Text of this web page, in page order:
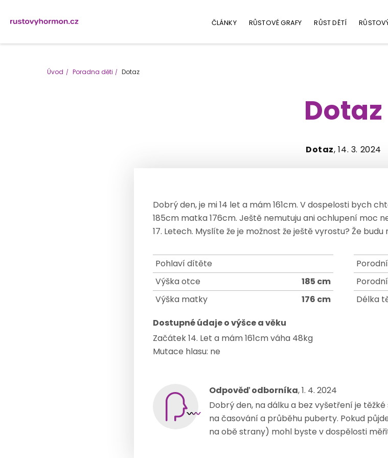
ČLÁNKY RŮSTOVÉ GRAFY RŮST DĚTÍ
Úvod Poradna děti Dotaz
Dotaz
Dotaz, 14. 3. 2024
Dobrý den, je mi 14 let a mám 161cm. V dospelosti bych
185cm matka 176cm. Ještě nemutuju ani ochlupení moc
17. Letech. Myslíte že je možnost že ještě vyrostu? Že
Pohlaví dítěte
Výška otce
185 cm
Výška matky
176 cm
Délka
Dostupné údaje o výšce a věku
Začátek 14. Let a mám 161cm váha 48kg
Mutace hlasu: ne
Odpověď odborníka, 1. 4. 2024
Dobrý den, na dálku a bez vyšetření je
na časování a průběhu puberty. Pokud
na obě strany) mohl byste v dospělosti